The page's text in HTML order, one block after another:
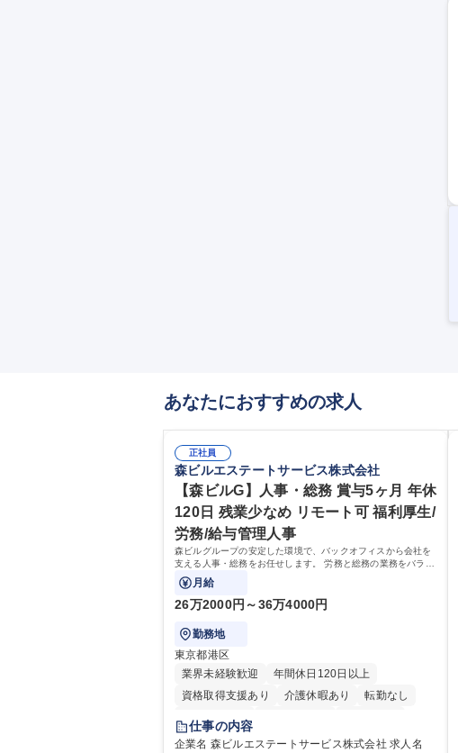
あなたにおすすめの求人
正社員
森ビルエステートサービス株式会社
【森ビルG】人事・総務 賞与5ヶ月 年休
120日 残業少なめ リモート可 福利厚生/
労務/給与管理人事
森ビルグループの安定した環境で、バックオフィスから会社を
支える人事・総務をお任せします。 労務と総務の業務をバラン
スよく担当し、ゆくゆくは制度改定などのコア業務にも挑戦で
きる、やりがいある環境です。
月給
26万2000円～36万4000円
勤務地
東京都港区
業界未経験歓迎
年間休日120日以上
資格取得支援あり
介護休暇あり
転勤なし
未経験者歓迎
退職金あり
在宅OK 賞与あり
育休あり
仕事の内容
企業名 森ビルエステートサービス株式会社 求人名